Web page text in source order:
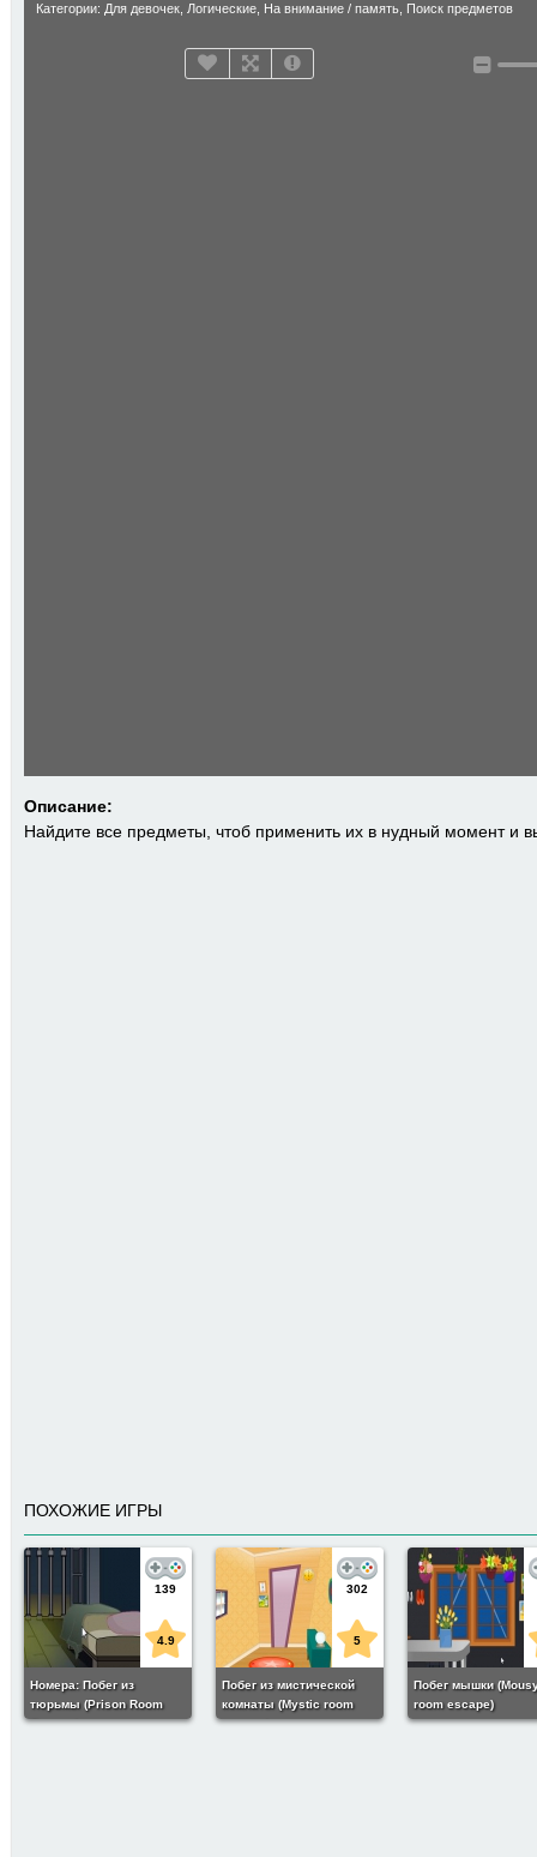
Категории: Для девочек Логические На внимание / память Поиск предметов
Описание:
Найдите все предметы, чтоб применить их в нудный момент и
ПОХОЖИЕ ИГРЫ
139
4.9
Номера: Побег из
тюрьмы (Prison Room
Escape)
302
5
Побег из мистической
комнаты (Mystic room
escape)
Побег мышки
room escape)